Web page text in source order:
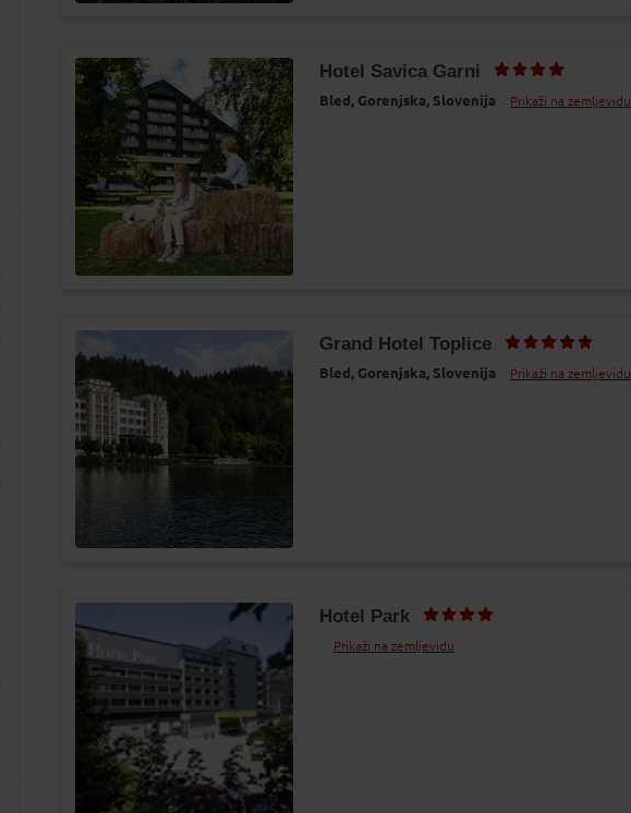
Hotel Savica Garni
Bled, Gorenjska, Slovenija Prikaži na zemljevidu
Grand Hotel Toplice
Bled, Gorenjska, Slovenija Prikaži na zemljevidu
Hotel Park
Prikaži na zemljevidu